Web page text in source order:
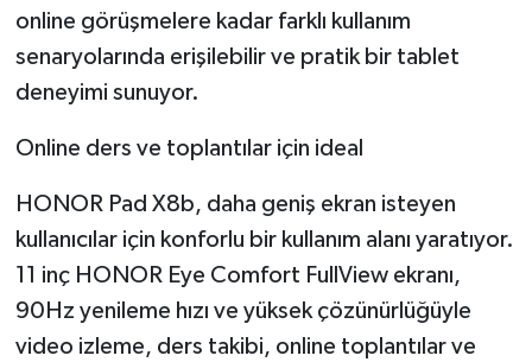
online görüşmelere kadar farklı kullanım
senaryolarında erişilebilir ve pratik bir tablet
deneyimi sunuyor.
Online ders ve toplantılar için ideal
HONOR Pad X8b, daha geniş ekran isteyen
kullanıcılar için konforlu bir kullanım alanı yaratıyor.
11 inç HONOR Eye Comfort FullView ekranı,
90Hz yenileme hızı ve yüksek çözünürlüğüyle
video izleme, ders takibi, online toplantılar ve